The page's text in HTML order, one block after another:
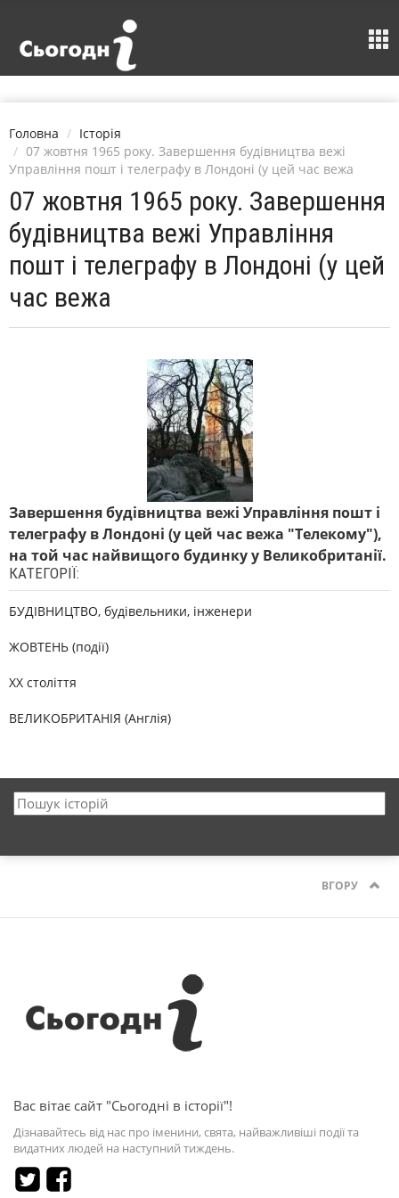
Головна
Історія
07 жовтня 1965 року. Завершення будівництва вежі
Управління пошт і телеграфу в Лондоні (у цей час вежа
07 жовтня 1965 року. Завершення
будівництва вежі Управління
пошт і телеграфу в Лондоні (у цей
час вежа
Завершення будівництва вежі Управління пошт і
телеграфу в Лондоні (у цей час вежа "Телекому"),
на той час найвищого будинку у Великобританії.
КАТЕГОРІЇ:
БУДІВНИЦТВО, будівельники, інженери
ЖОВТЕНЬ (події)
XX століття
ВЕЛИКОБРИТАНІЯ (Англія)
ВГОРУ
Вас вітає сайт "Сьогодні в історії"!
Дізнавайтесь від нас про іменини, свята, найважливіші події та
видатних людей на наступний тиждень.